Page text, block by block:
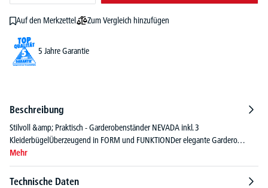
Auf den Merkzettel Zum Vergleich hinzufügen
5 Jahre Garantie
Beschreibung
Stilvoll &amp; Praktisch - Garderobenständer NEVADA inkl. 3
KleiderbügelÜberzeugend in FORM und FUNKTIONDer elegante Gardero…
Mehr
Technische Daten